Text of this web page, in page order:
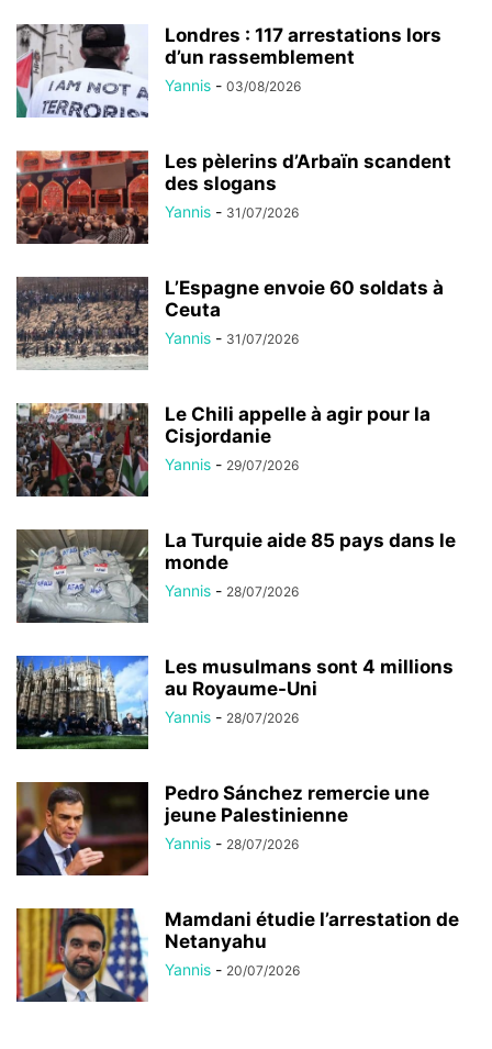
Londres : 117 arrestations lors
d’un rassemblement
Yannis - 03/08/2026
Les pèlerins d’Arbaïn scandent
des slogans
Yannis - 31/07/2026
L’Espagne envoie 60 soldats à
Ceuta
Yannis - 31/07/2026
Le Chili appelle à agir pour la
Cisjordanie
Yannis - 29/07/2026
La Turquie aide 85 pays dans le
monde
Yannis - 28/07/2026
Les musulmans sont 4 millions
au Royaume-Uni
Yannis - 28/07/2026
Pedro Sánchez remercie une
jeune Palestinienne
Yannis - 28/07/2026
Mamdani étudie l’arrestation de
Netanyahu
Yannis - 20/07/2026